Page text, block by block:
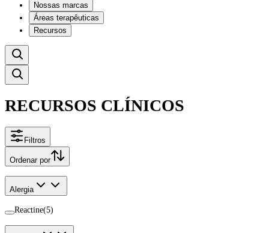
Nossas marcas
Áreas terapêuticas
Recursos
RECURSOS CLÍNICOS
Filtros
Ordenar por
Alergia
Reactine(5)